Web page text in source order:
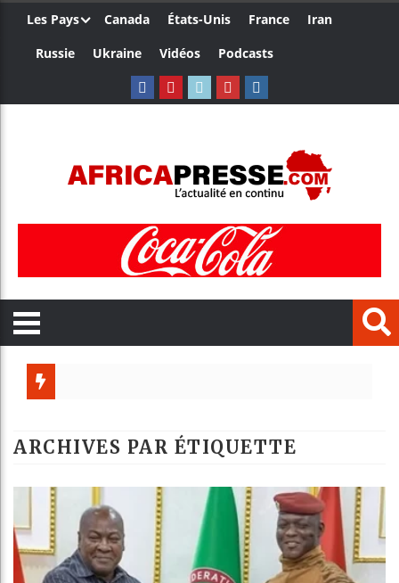
Les Pays Canada États-Unis France
Iran
Russie
Ukraine Vidéos Podcasts
Réforme
Bénin :
Aliko Dangote
ARCHIVES PAR ÉTIQUETTE